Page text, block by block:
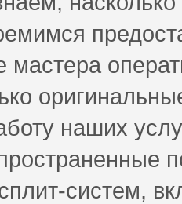
наших
систем,